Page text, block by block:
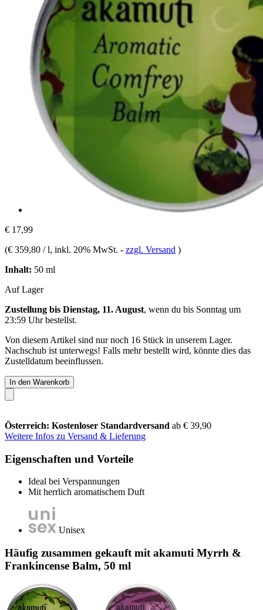
€ 17,99
(€ 359,80 / l, inkl. 20% MwSt. - zzgl. Versand )
Inhalt: 50 ml
Auf Lager
Zustellung bis Dienstag, 11. August, wenn du bis Sonntag um
23:59 Uhrbestellst.
Von diesem Artikel sind nur noch 16 Stück in unserem Lager.
Nachschub ist unterwegs! Falls mehr bestellt wird, könnte dies das
Zustelldatum beeinflussen.
In den Warenkorb
Österreich: Kostenloser Standardversand ab € 39,90
Weitere Infos zu Versand & Lieferung
Eigenschaften und Vorteile
Ideal bei Verspannungen
Mit herrlich aromatischem Duft
Unisex
Häufig zusammen gekauft mit akamuti Myrrh &
Frankincense Balm, 50 ml